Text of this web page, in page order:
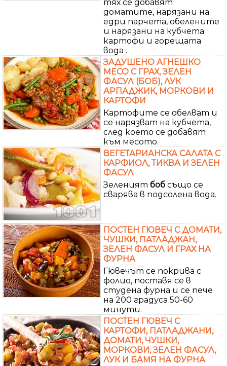
тях се добавят
доматите, нарязани на
едри парчета, обелените
и нарязани на кубчета
картофи и горещата
вода .
ЗАДУШЕНО АГНЕШКО
МЕСО С ГРАХ, ЗЕЛЕН
ФАСУЛ (БОБ), ЛУК
АРПАДЖИК, МОРКОВИ И
КАРТОФИ
Картофите се обелват и
се нарязват на кубчета,
след което се добавят
към месото.
ВЕГЕТАРИАНСКА САЛАТА С
КАРФИОЛ, ТИКВА И ЗЕЛЕН
ФАСУЛ
Зеленият боб също се
сварява в подсолена вода.
ПОСТЕН ГЮВЕЧ С ДОМАТИ,
ЧУШКИ, ПАТЛАДЖАН,
ЗЕЛЕН ФАСУЛ И ГРАХ НА
ФУРНА
Гювечът се покрива с
фолио, поставя се в
студена фурна и се пече
на 200 градуса 50-60
минути.
ПОСТЕН ГЮВЕЧ С
КАРТОФИ, ПАТЛАДЖАНИ,
ДОМАТИ, ЧУШКИ,
МОРКОВИ, ЗЕЛЕН ФАСУЛ,
ЛУК И БАМЯ НА ФУРНА